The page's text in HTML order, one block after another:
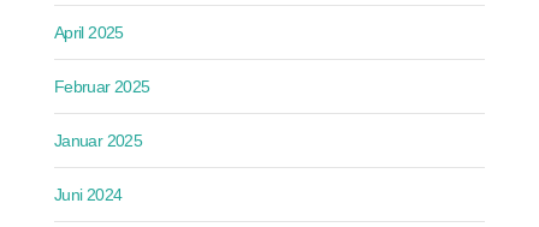
April 2025
Februar 2025
Januar 2025
Juni 2024